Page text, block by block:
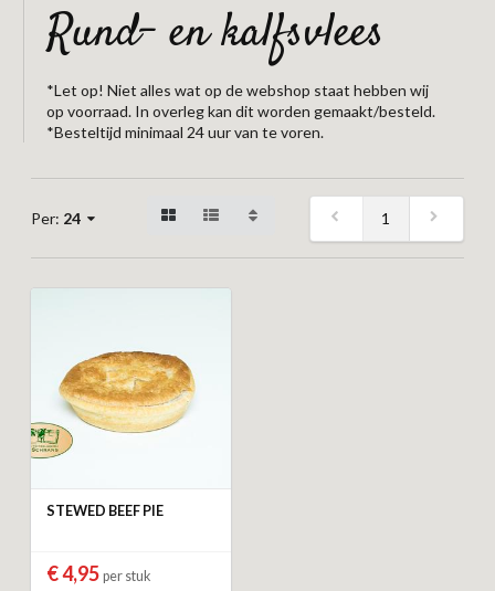
rund- en kalfsvlees
*Let op! Niet alles wat op de webshop staat hebben wij
op voorraad. In overleg kan dit worden gemaakt/besteld.
*Besteltijd minimaal 24 uur van te voren.
Per: 24 1
STEWED BEEF PIE
€ 4,95 per stuk